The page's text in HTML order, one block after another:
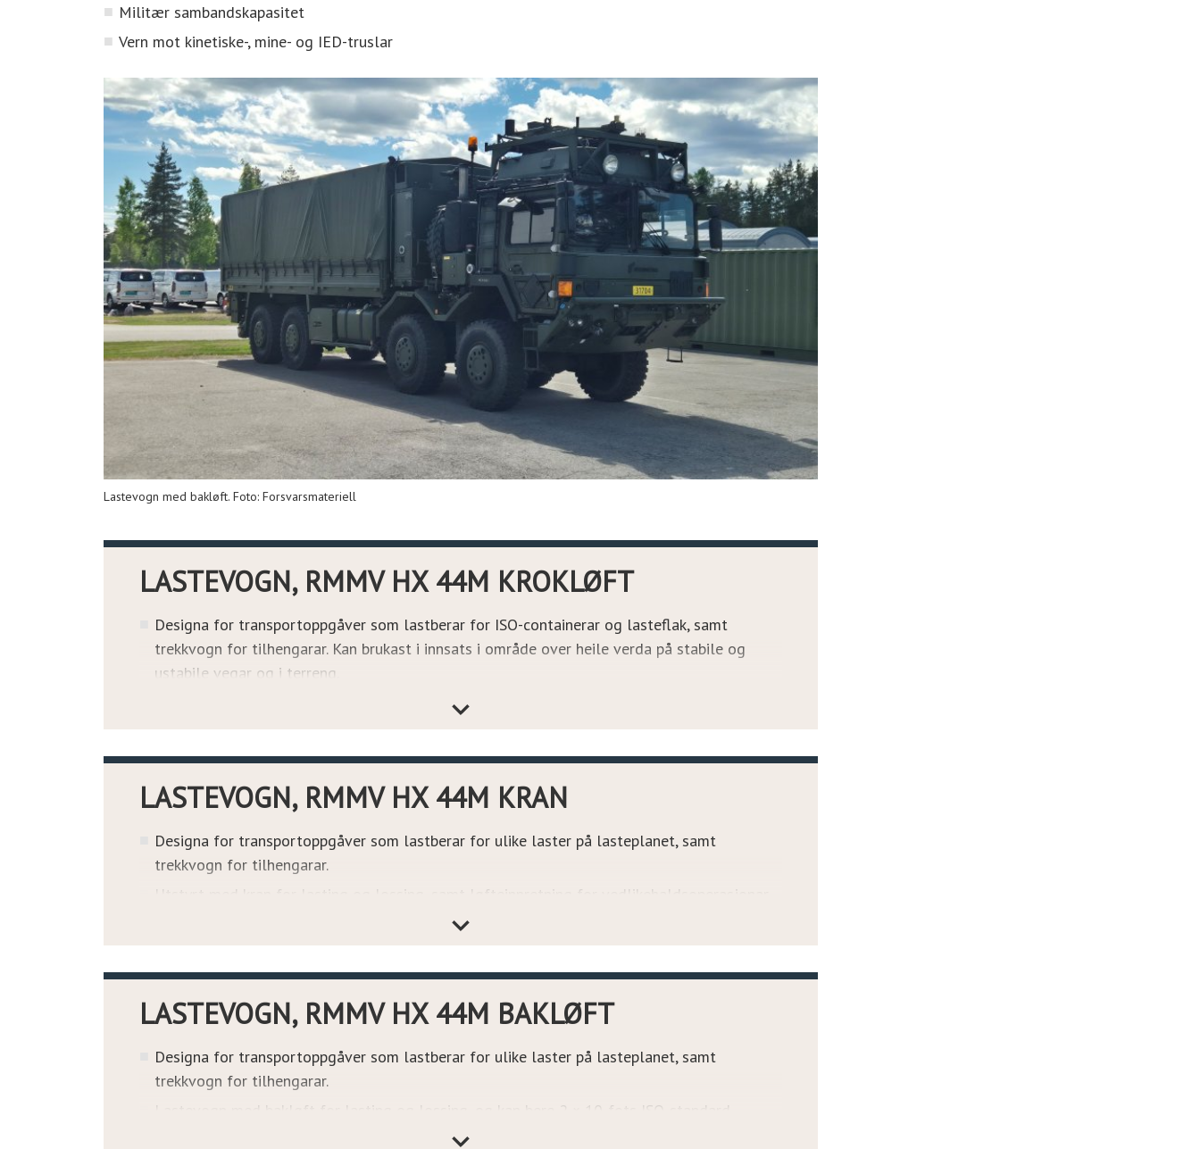
Militær sambandskapasitet
Vern mot kinetiske-, mine- og IED-truslar
Lastevogn med bakløft. Foto: Forsvarsmateriell
LASTEVOGN, RMMV HX 44M KROKLØFT
Designa for transportoppgåver som lastberar for ISO-containerar og lasteflak, samt
trekkvogn for tilhengarar. Kan brukast i innsats i område over heile verda på stabile og
ustabile vegar og i terreng.
Utstyrt med krokløftsystem i samsvar med Nato-standarden STANAG 2413 med integrert
Container Handling Unit (CHU).
Lastevogna er utstyrt med toppsikringsløysinga «Ring Mount 2», som kan ha ulike
LASTEVOGN, RMMV HX 44M KRAN
Designa for transportoppgåver som lastberar for ulike laster på lasteplanet, samt
trekkvogn for tilhengarar.
Utstyrt med kran for lasting og lossing, samt løfteinnretning for vedlikehaldsoperasjonar.
Lastevogna med kran kan bere 10-fots ISO-standard container og stykkgods.
Lastevognene er utstyrte med toppsikringsløysinga «Ring Mount 2», som kan ha ulike
konfigurasjonar og sambandsutstyr som blir tilpassa etter behov.
LASTEVOGN, RMMV HX 44M BAKLØFT
Designa for transportoppgåver som lastberar for ulike laster på lasteplanet, samt
trekkvogn for tilhengarar.
Lastevogn med bakløft for lasting og lossing, og kan bere 2 × 10-fots ISO-standard